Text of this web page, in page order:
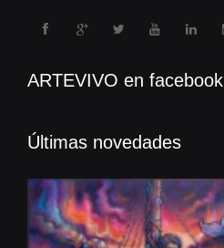
ARTEVIVO en facebook
Últimas novedades